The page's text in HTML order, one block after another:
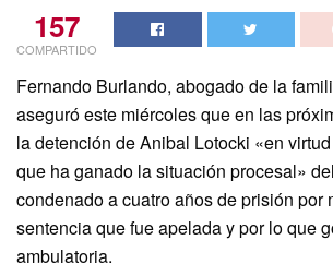
157
COMPARTIDO
Fernando Burlando, abogado de la
aseguró este miércoles que en las
la detención de Anibal Lotocki «en
que ha ganado la situación procesal»
condenado a cuatro años de prisión por
sentencia que fue apelada y por lo que
ambulatoria.